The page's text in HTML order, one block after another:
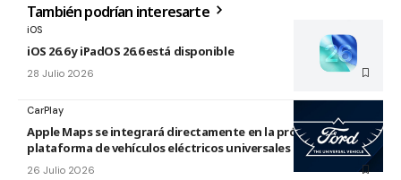
También podrían interesarte
iOS
iOS 26.6 y iPadOS 26.6 está disponible
28 Julio 2026
CarPlay
Apple Maps se integrará directamente en la próxima
plataforma de vehículos eléctricos universales de Ford
26 Julio 2026